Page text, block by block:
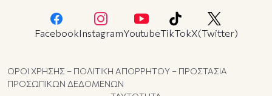
FacebookInstagramYoutubeTikTokX(Twitter)
ΟΡΟΙ ΧΡΗΣΗΣ – ΠΟΛΙΤΙΚΗ ΑΠΟΡΡΗΤΟΥ – ΠΡΟΣΤΑΣΙΑ
ΠΡΟΣΩΠΙΚΩΝ ΔΕΔΟΜΕΝΩΝ